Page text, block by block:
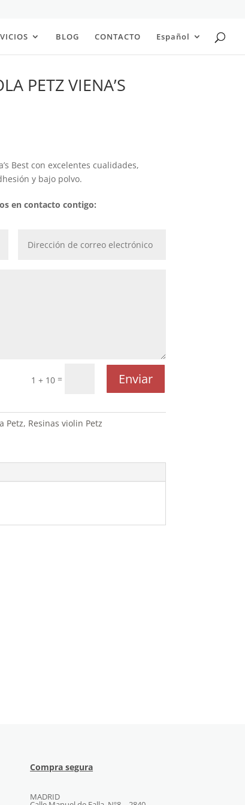
BLOG CONTACTO Español
PETZ VIENA’S
Best con excelentes cualidades,
y bajo polvo.
en contacto contigo:
1 + 10= Enviar
Petz, Resinas violin Petz
Compra segura
MADRID